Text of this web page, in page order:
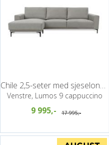
Chile 2,5-seter med sjeselong, PG0
Venstre, Lumos 9 cappuccino
9 995,- 17 995,-